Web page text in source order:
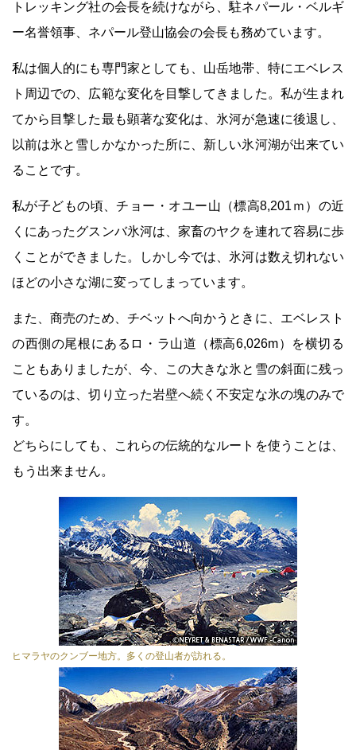
トレッキング社の会長を続けながら、駐ネパール・ベルギ
ー名誉領事、ネパール登山協会の会長も務めています。
私は個人的にも専門家としても、山岳地帯、特にエベレス
ト周辺での、広範な変化を目撃してきました。私が生まれ
てから目撃した最も顕著な変化は、氷河が急速に後退し、
以前は氷と雪しかなかった所に、新しい氷河湖が出来てい
ることです。
私が子どもの頃、チョー・オユー山（標高8,201ｍ）の近
くにあったグスンバ氷河は、家畜のヤクを連れて容易に歩
くことができました。しかし今では、氷河は数え切れない
ほどの小さな湖に変ってしまっています。
また、商売のため、チベットへ向かうときに、エベレスト
の西側の尾根にあるロ・ラ山道（標高6,026m）を横切る
こともありましたが、今、この大きな氷と雪の斜面に残っ
ているのは、切り立った岩壁へ続く不安定な氷の塊のみで
す。
どちらにしても、これらの伝統的なルートを使うことは、
もう出来ません。
ヒマラヤのクンブー地方。多くの登山者が訪れる。